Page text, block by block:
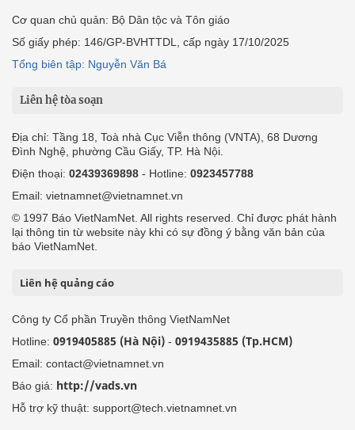
Cơ quan chủ quản: Bộ Dân tộc và Tôn giáo
Số giấy phép: 146/GP-BVHTTDL, cấp ngày 17/10/2025
Tổng biên tập: Nguyễn Văn Bá
Liên hệ tòa soạn
Địa chỉ: Tầng 18, Toà nhà Cục Viễn thông (VNTA), 68 Dương
Đình Nghệ, phường Cầu Giấy, TP. Hà Nội.
Điện thoại: 02439369898 - Hotline: 0923457788
Email: vietnamnet@vietnamnet.vn
© 1997 Báo VietNamNet. All rights reserved. Chỉ được phát hành
lại thông tin từ website này khi có sự đồng ý bằng văn bản của
báo VietNamNet.
Liên hệ quảng cáo
Công ty Cổ phần Truyền thông VietNamNet
Hotline: 0919405885 (Hà Nội) - 0919435885 (Tp.HCM)
Email: contact@vietnamnet.vn
Báo giá: http://vads.vn
Hỗ trợ kỹ thuật: support@tech.vietnamnet.vn